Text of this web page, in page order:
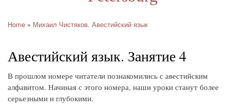
Home Михаил Чистяков. Авестийский язык
Авестийский язык. Занятие 4
В прошлом номере читатели познакомились с авестийским
алфавитом. Начиная с этого номера, наши уроки станут более
серьезными и глубокими.